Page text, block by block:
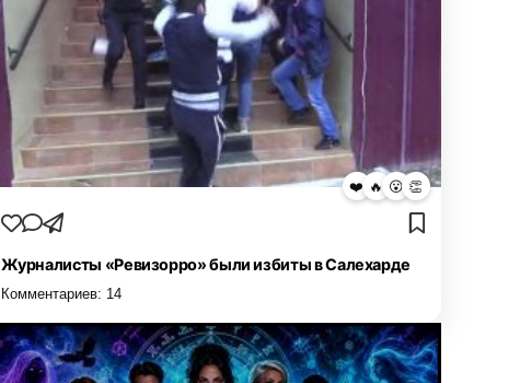
❤️ 🔥 😮 👏
Журналисты «Ревизорро» были избиты в Салехарде
Комментариев: 14